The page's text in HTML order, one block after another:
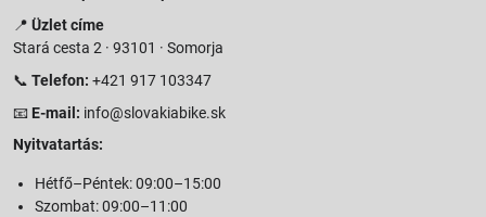
📍 Üzlet címe
Stará cesta 2 · 93101 · Somorja
📞 Telefon: +421 917 103347
📧 E-mail: info@slovakiabike.sk
Nyitvatartás:
Hétfő–Péntek: 09:00–15:00
Szombat: 09:00–11:00